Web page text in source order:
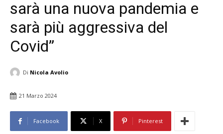
sarà una nuova pandemia e
sarà più aggressiva del
Covid”
Di Nicola Avolio
21 Marzo 2024
Facebook X Pinterest